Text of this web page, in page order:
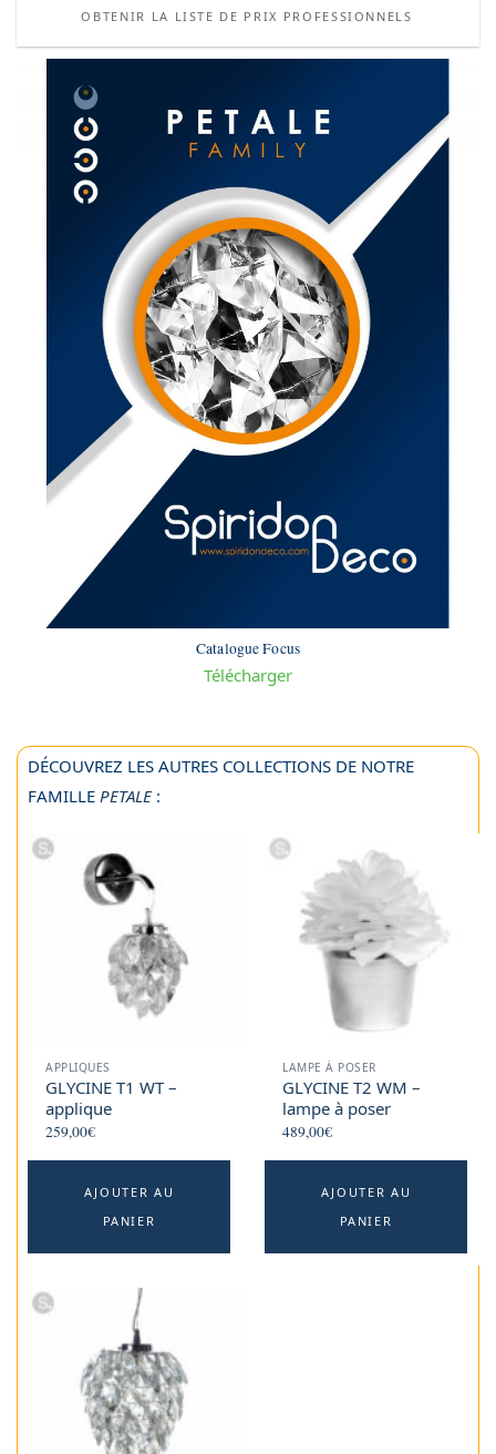
OBTENIR LA LISTE DE PRIX PROFESSIONNELS
Catalogue Focus
Télécharger
DÉCOUVREZ LES AUTRES COLLECTIONS DE NOTRE
FAMILLE PETALE:
APPLIQUES
GLYCINE T1 WT –
applique
259,00€
AJOUTER AU
PANIER
LAMPE À POSER
GLYCINE T2 WM –
lampe à poser
489,00€
AJOUTER AU
PANIER